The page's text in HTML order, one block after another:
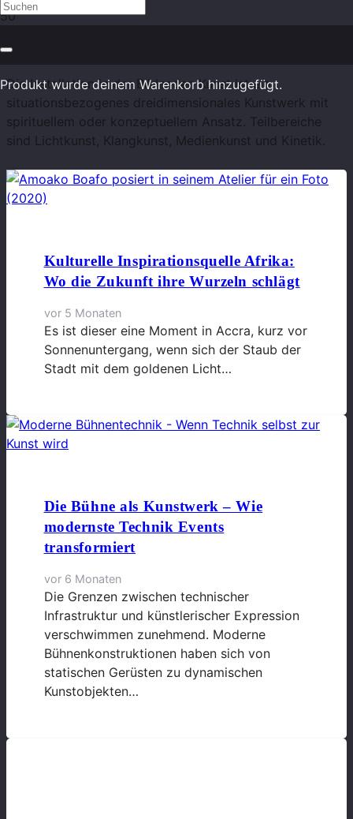
Produktwurde deinem Warenkorb hinzugefügt.
Installationen
Die Installation in der Bildenden Kunst ist ein
situationsbezogenes dreidimensionales Kunstwerk mit
spirituellem oder konzeptuellem Ansatz. Teilbereiche
sind Lichtkunst, Klangkunst, Medienkunst und Kinetik.
Kulturelle Inspirationsquelle Afrika:
Wo die Zukunft ihre Wurzeln schlägt
vor 5 Monaten
Es ist dieser eine Moment in Accra, kurz vor
Sonnenuntergang, wenn sich der Staub der
Stadt mit dem goldenen Licht…
Die Bühne als Kunstwerk – Wie
modernste Technik Events
transformiert
vor 6 Monaten
Die Grenzen zwischen technischer
Infrastruktur und künstlerischer Expression
verschwimmen zunehmend. Moderne
Bühnenkonstruktionen haben sich von
statischen Gerüsten zu dynamischen
Kunstobjekten…